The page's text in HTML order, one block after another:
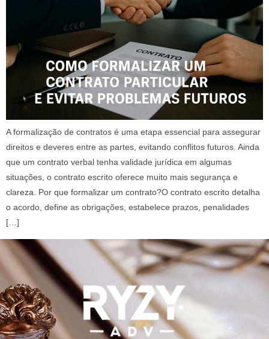
A formalização de contratos é uma etapa essencial para assegurar
direitos e deveres entre as partes, evitando conflitos futuros. Ainda
que um contrato verbal tenha validade jurídica em algumas
situações, o contrato escrito oferece muito mais segurança e
clareza. Por que formalizar um contrato?O contrato escrito detalha
o acordo, define as obrigações, estabelece prazos, penalidades
[…]